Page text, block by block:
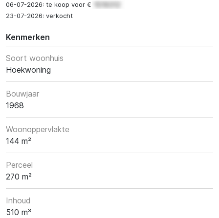
06-07-2026: te koop voor €
23-07-2026: verkocht
Kenmerken
Soort woonhuis
Hoekwoning
Bouwjaar
1968
Woonoppervlakte
144 m²
Perceel
270 m²
Inhoud
510 m³